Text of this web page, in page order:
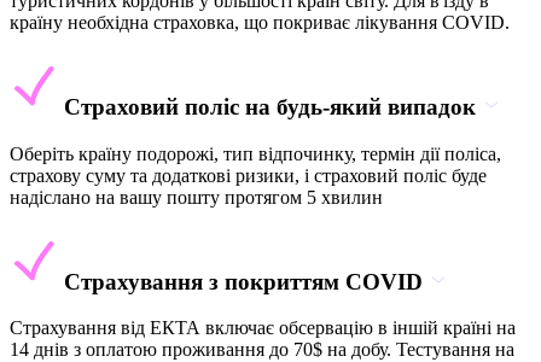
країну необхідна страховка, що покриває лікування COVID.
Страховий поліс на будь-який випадок
Оберіть країну подорожі, тип відпочинку, термін дії поліса,
страхову суму та додаткові ризики, і страховий поліс буде
надіслано на вашу пошту протягом 5 хвилин
Страхування з покриттям COVID
Страхування від ЕКТА включає обсервацію в іншій країні на
14 днів з оплатою проживання до 70$ на добу. Тестування на